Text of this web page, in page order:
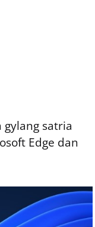
gylang satria
Edge dan